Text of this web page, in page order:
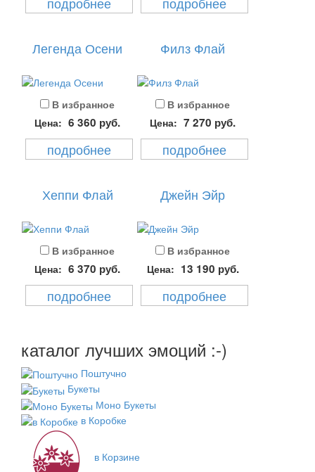
Легенда Осени
В избранное
Цена: 6 360 руб.
подробнее
Филз Флай
В избранное
Цена: 7 270 руб.
подробнее
Хеппи Флай
В избранное
Цена: 6 370 руб.
подробнее
Джейн Эйр
В избранное
Цена: 13 190 руб.
подробнее
каталог лучших эмоций :-)
Поштучно
Букеты
Моно Букеты
в Коробке
в Корзине